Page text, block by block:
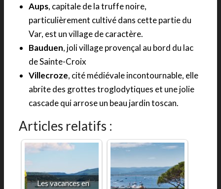
Aups, capitale de la truffe noire,
particulièrement cultivé dans cette partie du
Var, est un village de caractère.
Bauduen, joli village provençal au bord du lac
de Sainte-Croix
Villecroze, cité médiévale incontournable, elle
abrite des grottes troglodytiques et une jolie
cascade qui arrose un beau jardin toscan.
Articles relatifs :
Les vacances en